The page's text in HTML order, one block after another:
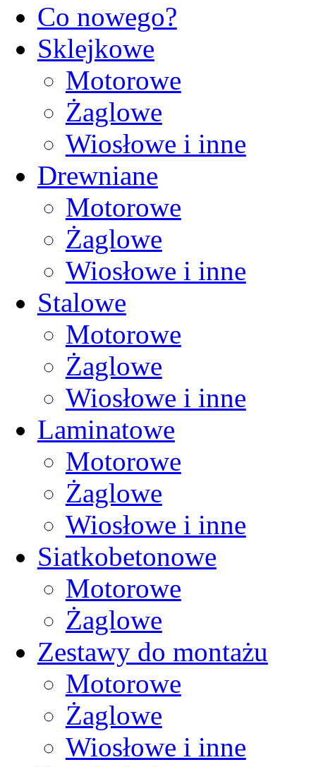
Co nowego?
Sklejkowe
Motorowe
Żaglowe
Wiosłowe i inne
Drewniane
Motorowe
Żaglowe
Wiosłowe i inne
Stalowe
Motorowe
Żaglowe
Wiosłowe i inne
Laminatowe
Motorowe
Żaglowe
Wiosłowe i inne
Siatkobetonowe
Motorowe
Żaglowe
Zestawy do montażu
Motorowe
Żaglowe
Wiosłowe i inne